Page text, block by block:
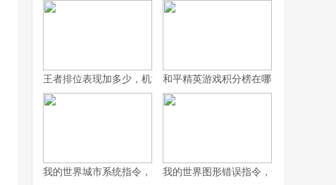
王者排位表现加多少，机制解析与实战心得和平精英游戏积分榜在哪，探寻竞技之
我的世界城市系统指令，一座虚拟城市的诞生与成长副标题
我的世界图形错误指令，一场意料之外